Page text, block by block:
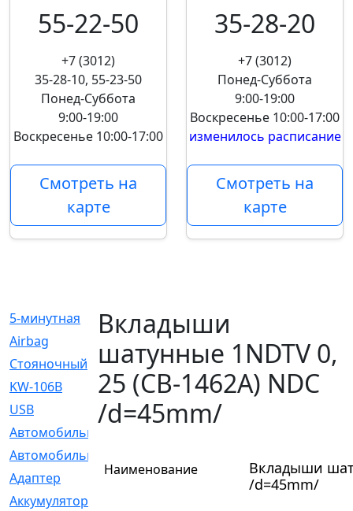
55-22-50
+7 (3012)
35-28-10, 55-23-50
Понед-Суббота
9:00-19:00
Воскресенье 10:00-17:00
Смотреть на
карте
35-28-20
+7 (3012)
Понед-Суббота
9:00-19:00
Воскресенье 10:00-17:00
изменилось расписание
Смотреть на
карте
5-минутная
[1]
Airbag
[18]
Cтояночный
[1]
KW-106B
[0]
USB
[6]
Автомобильное
Автомобильный
Адаптер
[3]
Аккумулятор
Вкладыши
шатунные 1NDTV 0,
25 (CB-1462A) NDC
/d=45mm/
Наименование
Вкладыши
/d=45mm/